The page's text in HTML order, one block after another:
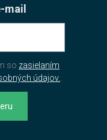
mail
so zasielaním
údajov.